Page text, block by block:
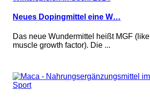
Neues Dopingmittel eine W…
Das neue Wundermittel heißt MGF (like
muscle growth factor). Die ...